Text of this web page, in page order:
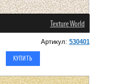
Texture World
Артикул: 530401